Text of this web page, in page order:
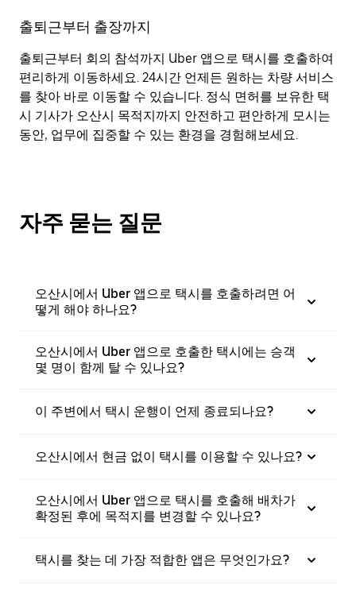
출퇴근부터 출장까지
출퇴근부터 회의 참석까지 Uber 앱으로 택시를 호출하여
편리하게 이동하세요. 24시간 언제든 원하는 차량 서비스
를 찾아 바로 이동할 수 있습니다. 정식 면허를 보유한 택
시 기사가 오산시 목적지까지 안전하고 편안하게 모시는
동안, 업무에 집중할 수 있는 환경을 경험해보세요.
자주 묻는 질문
오산시에서 Uber 앱으로 택시를 호출하려면 어
떻게 해야 하나요?
오산시에서 Uber 앱으로 호출한 택시에는 승객
몇 명이 함께 탈 수 있나요?
이 주변에서 택시 운행이 언제 종료되나요?
오산시에서 현금 없이 택시를 이용할 수 있나요?
오산시에서 Uber 앱으로 택시를 호출해 배차가
확정된 후에 목적지를 변경할 수 있나요?
택시를 찾는 데 가장 적합한 앱은 무엇인가요?